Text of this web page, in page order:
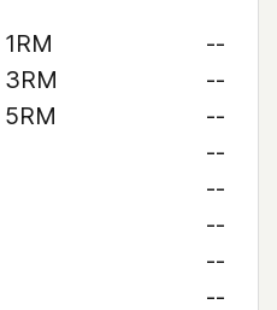
--
--
--
--
--
--
--
--